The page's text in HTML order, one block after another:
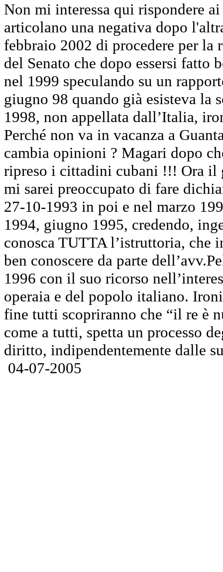
Non mi interessa qui rispondere
articolano una negativa dopo
febbraio 2002 di procedere per la
del Senato che dopo essersi fatto
nel 1999 speculando su un
giugno 98 quando già esisteva la
1998, non appellata dall’Italia,
Perché non va in vacanza a
cambia opinioni ? Magari dopo
ripreso i cittadini cubani !!! Ora il
mi sarei preoccupato di fare
27-10-1993 in poi e nel marzo
1994, giugno 1995, credendo,
conosca TUTTA l’istruttoria, che
ben conoscere da parte
1996 con il suo ricorso
operaia e del popolo italiano.
fine tutti scopriranno che “il re è
come a tutti, spetta un processo
diritto, indipendentemente dalle
04-07-2005